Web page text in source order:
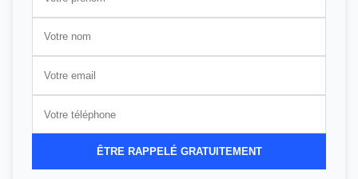
ÊTRE RAPPELÉ GRATUITEMENT